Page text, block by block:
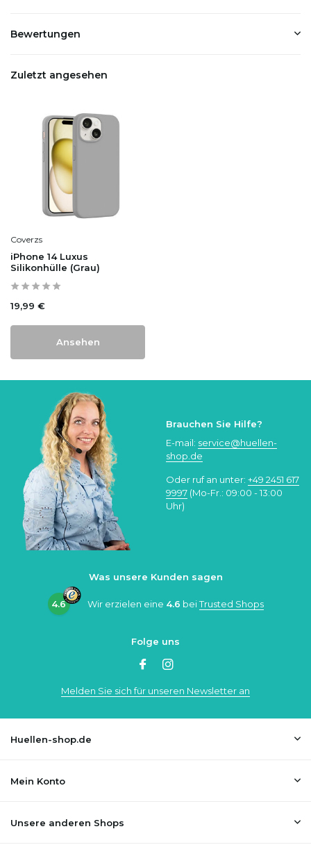
Bewertungen
Zuletzt angesehen
Coverzs
iPhone 14 Luxus
Silikonhülle (Grau)
19,99 €
Ansehen
Brauchen Sie Hilfe?
E-mail: service@huellen-
shop.de
Oder ruf an unter: +49 2451 617
9997 (Mo-Fr.: 09:00 - 13:00
Uhr)
Was unsere Kunden sagen
4.6 Wir erzielen eine 4.6 beiTrusted Shops
Folge uns
Melden Sie sich für unseren Newsletter an
Huellen-shop.de
Mein Konto
Unsere anderen Shops